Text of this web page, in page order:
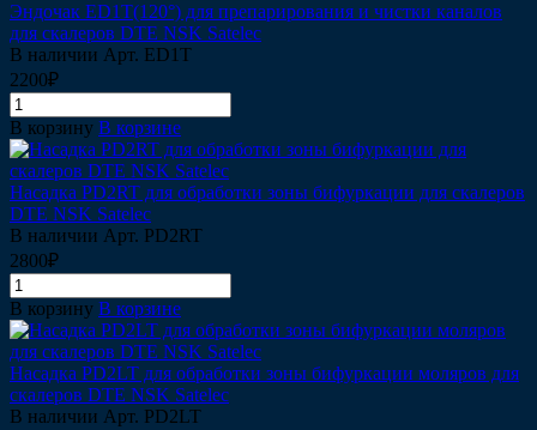
Эндочак ЕD1T(120°) для препарирования и чистки каналов
для скалеров DTE NSK Satelec
В наличии Арт. ED1T
2200₽
В корзину В корзине
Насадка PD2RT для обработки зоны бифуркации для скалеров
DTE NSK Satelec
В наличии Арт. PD2RT
2800₽
В корзину В корзине
Насадка PD2LT для обработки зоны бифуркации моляров для
скалеров DTE NSK Satelec
В наличии Арт. PD2LT